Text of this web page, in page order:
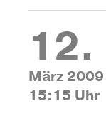
12.
März 2009
15:15 Uhr